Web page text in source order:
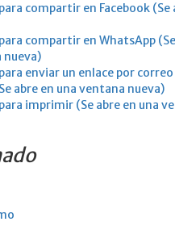
compartir en Facebook
compartir en WhatsApp
nueva)
enviar un enlace por
abre en una ventana nueva)
imprimir (Se abre en una